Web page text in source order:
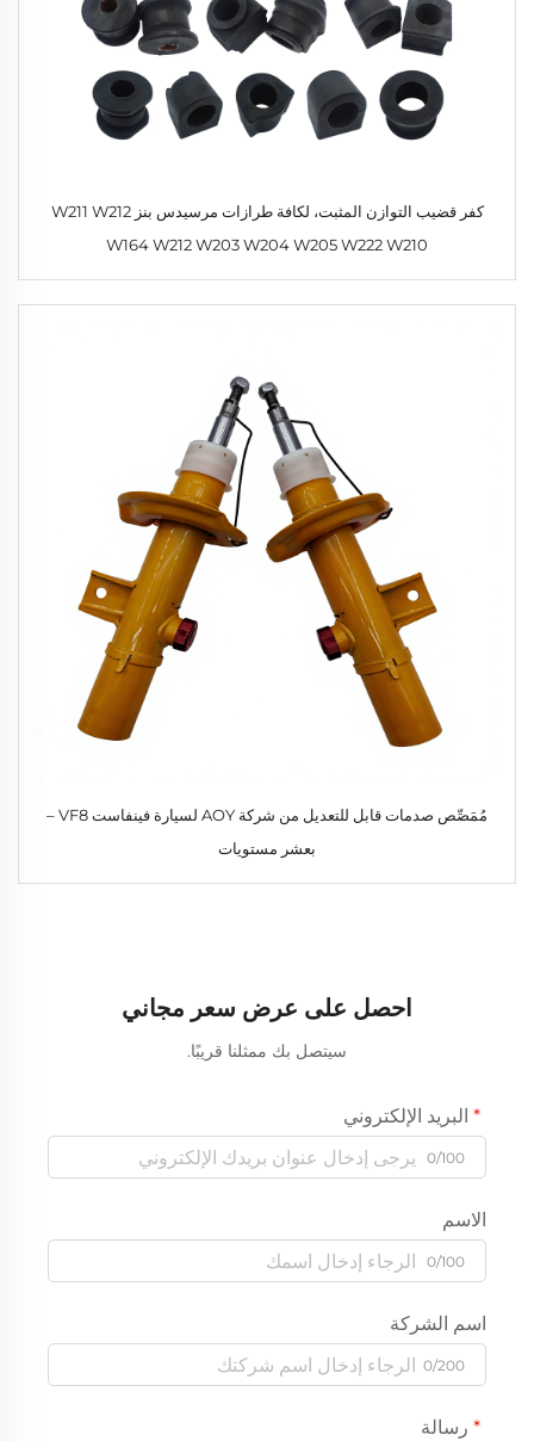
كفر قضيب التوازن المثبت، لكافة طرازات مرسيدس بنز W211 W212
W164 W212 W203 W204 W205 W222 W210
مُمَصِّص صدمات قابل للتعديل من شركة AOY لسيارة فينفاست VF8 –
بعشر مستويات
احصل على عرض سعر مجاني
سيتصل بك ممثلنا قريبًا.
البريد الإلكتروني
0/100
الاسم
0/100
اسم الشركة
0/200
رسالة